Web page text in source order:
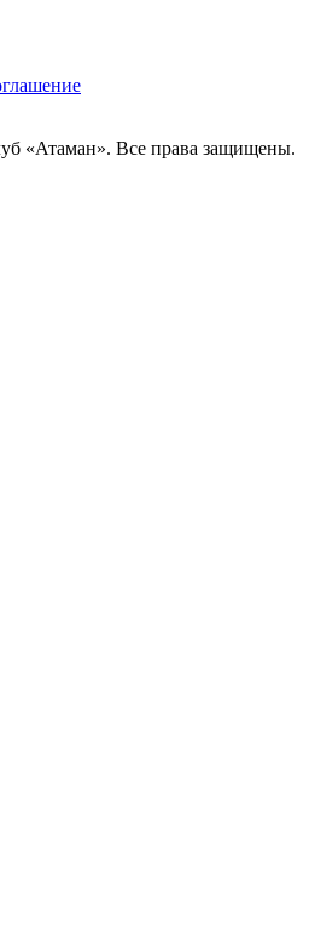
«Атаман». Все права защищены.